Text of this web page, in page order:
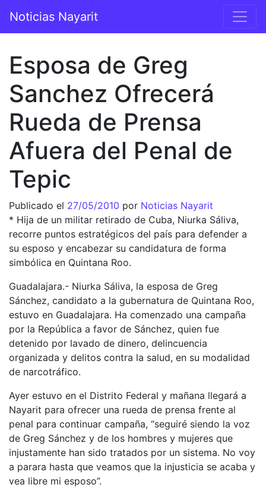
Navegación principal
Noticias Nayarit
Esposa de Greg
Sanchez Ofrecerá
Rueda de Prensa
Afuera del Penal de
Tepic
Publicado el 27/05/2010 por Noticias Nayarit
* Hija de un militar retirado de Cuba, Niurka Sáliva,
recorre puntos estratégicos del país para defender a
su esposo y encabezar su candidatura de forma
simbólica en Quintana Roo.
Guadalajara.- Niurka Sáliva, la esposa de Greg
Sánchez, candidato a la gubernatura de Quintana Roo,
estuvo en Guadalajara. Ha comenzado una campaña
por la República a favor de Sánchez, quien fue
detenido por lavado de dinero, delincuencia
organizada y delitos contra la salud, en su modalidad
de narcotráfico.
Ayer estuvo en el Distrito Federal y mañana llegará a
Nayarit para ofrecer una rueda de prensa frente al
penal para continuar campaña, “seguiré siendo la voz
de Greg Sánchez y de los hombres y mujeres que
injustamente han sido tratados por un sistema. No voy
a parara hasta que veamos que la injusticia se acaba y
vea libre mi esposo”.